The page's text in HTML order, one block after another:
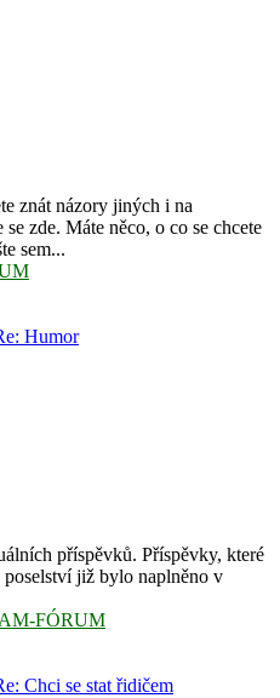
znát názory jiných i na
zde. Máte něco, o co se chcete
sem...
Humor
příspěvků. Příspěvky, které
již bylo naplněno v
FÓRUM
Chci se stat řidičem